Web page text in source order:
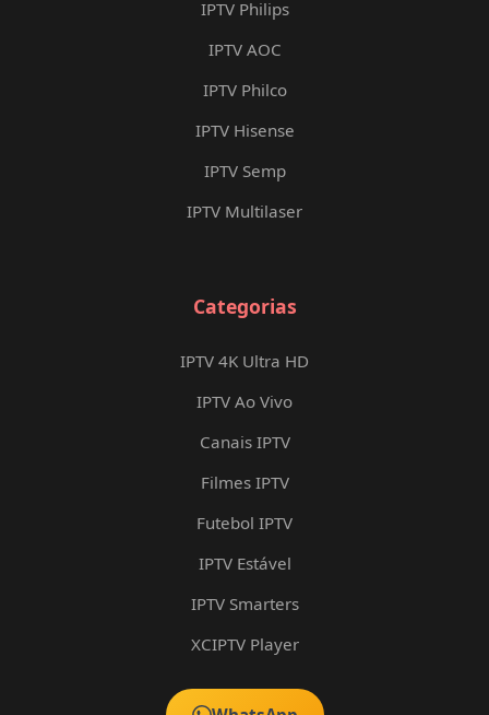
IPTV Philips
IPTV AOC
IPTV Philco
IPTV Hisense
IPTV Semp
IPTV Multilaser
Categorias
IPTV 4K Ultra HD
IPTV Ao Vivo
Canais IPTV
Filmes IPTV
Futebol IPTV
IPTV Estável
IPTV Smarters
XCIPTV Player